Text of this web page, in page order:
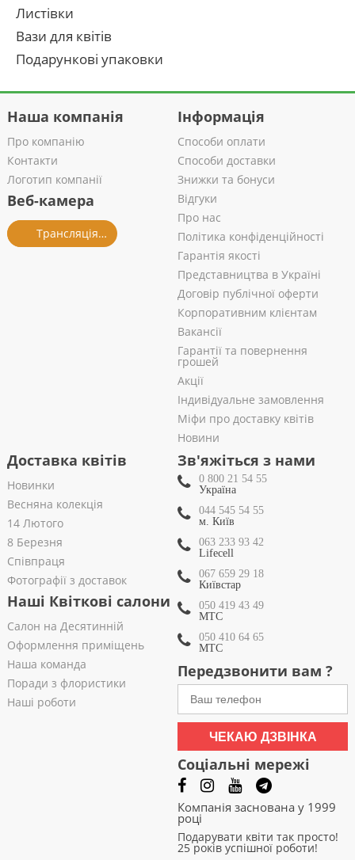
Листівки
Вази для квітів
Подарункові упаковки
Наша компанія
Про компанію
Контакти
Логотип компанії
Веб-камера
Трансляція із салону
Інформація
Способи оплати
Способи доставки
Знижки та бонуси
Відгуки
Про нас
Політика конфіденційності
Гарантія якості
Представництва в Україні
Договір публічної оферти
Корпоративним клієнтам
Вакансії
Гарантії та повернення
грошей
Акції
Індивідуальне замовлення
Міфи про доставку квітів
Новини
Доставка квітів
Новинки
Весняна колекція
14 Лютого
8 Березня
Співпраця
Фотографії з доставок
Наші Квіткові салони
Салон на Десятинній
Оформлення приміщень
Наша команда
Поради з флористики
Наші роботи
Зв'яжіться з нами
0 800 21 54 55
Україна
044 545 54 55
м. Київ
063 233 93 42
Lifecell
067 659 29 18
Київстар
050 419 43 49
МТС
050 410 64 65
МТС
Передзвонити вам ?
ЧЕКАЮ ДЗВІНКА
Соціальні мережі
Компанія заснована у 1999
році
Подарувати квіти так просто!
25 років успішної роботи!